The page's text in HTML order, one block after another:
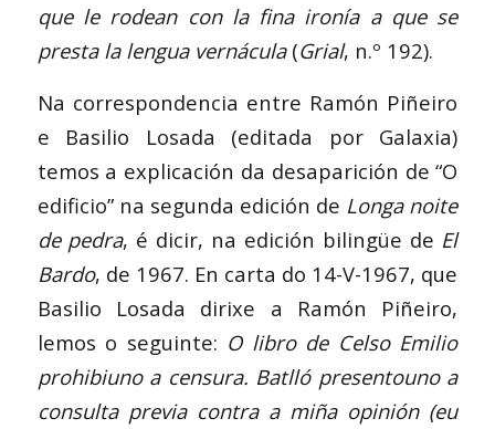
que le rodean con la fina ironía a que se
presta la lengua vernácula(Grial, n.º 192).
Na correspondencia entre Ramón Piñeiro
e Basilio Losada (editada por Galaxia)
temos a explicación da desaparición de “O
edificio” na segunda edición de Longa noite
de pedra, é dicir, na edición bilingüe de El
Bardo, de 1967. En carta do 14-V-1967, que
Basilio Losada dirixe a Ramón Piñeiro,
lemos o seguinte: O libro de Celso Emilio
prohibiuno a censura. Batlló presentouno a
consulta previa contra a miña opinión (eu